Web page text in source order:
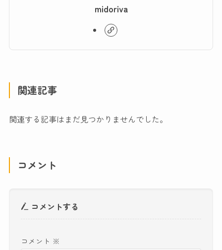
midoriva
関連記事
関連する記事はまだ見つかりませんでした。
コメント
コメントする
コメント ※